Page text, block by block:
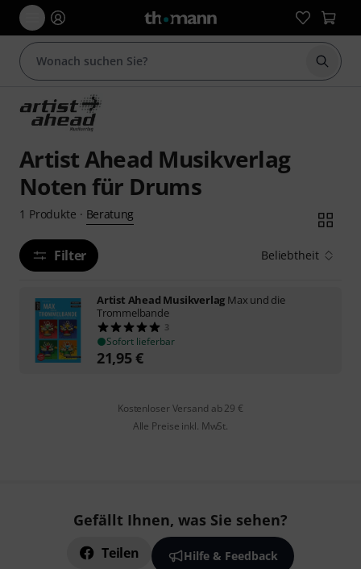
Suche
Artist Ahead Musikverlag
Noten für Drums
1 Produkte · Beratung
Filter Beliebtheit
Artist Ahead Musikverlag Max und die
Trommelbande
3
Sofort lieferbar
21,95€
Kostenloser Versand ab 29 €
Alle Preise inkl. MwSt.
Gefällt Ihnen, was Sie sehen?
Teilen Hilfe & Feedback